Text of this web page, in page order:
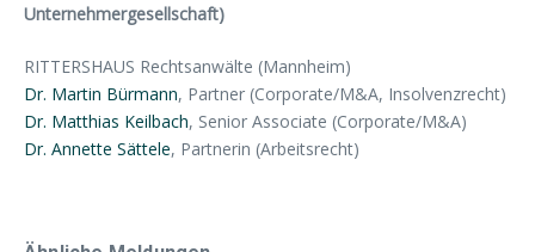
Unternehmergesellschaft)
RITTERSHAUS Rechtsanwälte (Mannheim)
Dr. Martin Bürmann, Partner (Corporate/M&A, Insolvenzrecht)
Dr. Matthias Keilbach, Senior Associate (Corporate/M&A)
Dr. Annette Sättele, Partnerin (Arbeitsrecht)